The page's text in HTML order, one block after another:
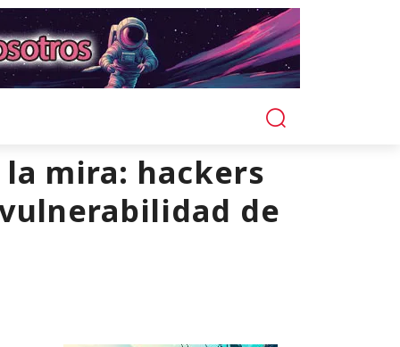
la mira: hackers
de